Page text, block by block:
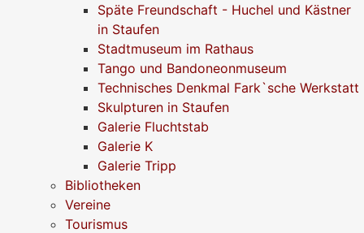
Späte Freundschaft - Huchel und Kästner
in Staufen
Stadtmuseum im Rathaus
Tango und Bandoneonmuseum
Technisches Denkmal Fark`sche Werkstatt
Skulpturen in Staufen
Galerie Fluchtstab
Galerie K
Galerie Tripp
Bibliotheken
Vereine
Tourismus